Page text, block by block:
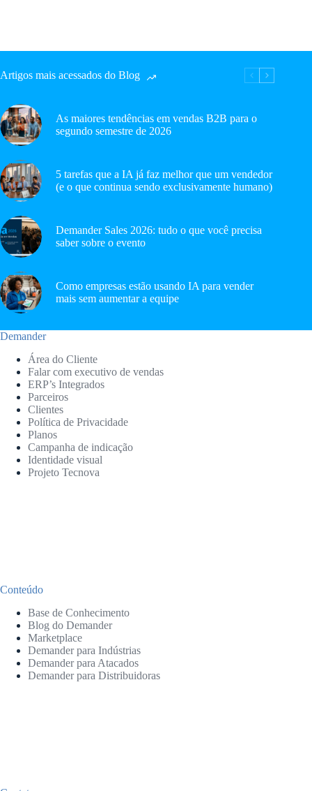
Artigos mais acessados do Blog
As maiores tendências em vendas B2B para o
segundo semestre de 2026
5 tarefas que a IA já faz melhor que um vendedor
(e o que continua sendo exclusivamente humano)
Demander Sales 2026: tudo o que você precisa
saber sobre o evento
Como empresas estão usando IA para vender
mais sem aumentar a equipe
Demander
Área do Cliente
Falar com executivo de vendas
ERP’s Integrados
Parceiros
Clientes
Política de Privacidade
Planos
Campanha de indicação
Identidade visual
Projeto Tecnova
Conteúdo
Base de Conhecimento
Blog do Demander
Marketplace
Demander para Indústrias
Demander para Atacados
Demander para Distribuidoras